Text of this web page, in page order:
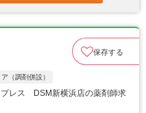
保存する
（調剤併設）
レス DSM新横浜店の薬剤師求